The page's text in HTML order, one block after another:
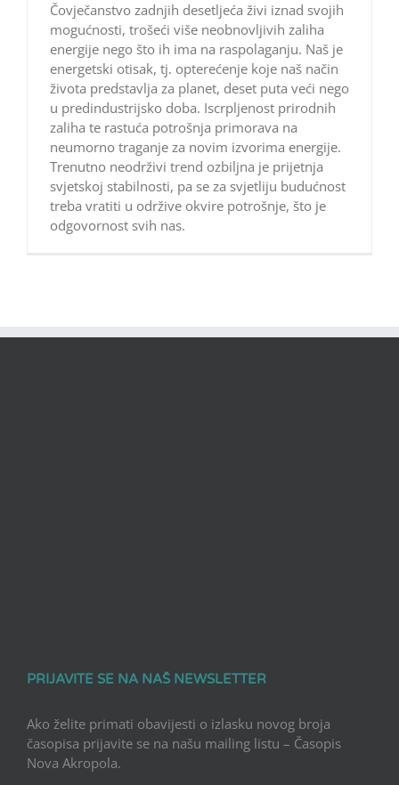
Čovječanstvo zadnjih desetljeća živi iznad svojih
mogućnosti, trošeći više neobnovljivih zaliha
energije nego što ih ima na raspolaganju. Naš je
energetski otisak, tj. opterećenje koje naš način
života predstavlja za planet, deset puta veći nego
u predindustrijsko doba. Iscrpljenost prirodnih
zaliha te rastuća potrošnja primorava na
neumorno traganje za novim izvorima energije.
Trenutno neodrživi trend ozbiljna je prijetnja
svjetskoj stabilnosti, pa se za svjetliju budućnost
treba vratiti u održive okvire potrošnje, što je
odgovornost svih nas.
PRIJAVITE SE NA NAŠ NEWSLETTER
Ako želite primati obavijesti o izlasku novog broja
časopisa prijavite se na našu mailing listu – Časopis
Nova Akropola.